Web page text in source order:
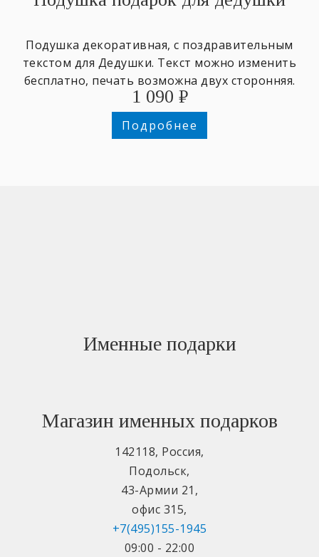
Подушка декоративная, с поздравительным
текстом для Дедушки. Текст можно изменить
бесплатно, печать возможна двух сторонняя.
1 090 ₽
Подробнее
Именные подарки
Магазин именных подарков
142118, Россия,
Подольск,
43-Армии 21 ,
офис 315,
+7(495)155-1945
09:00 - 22:00